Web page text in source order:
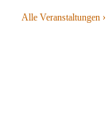
Alle Veranstaltungen ›